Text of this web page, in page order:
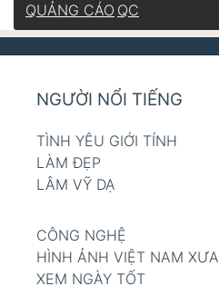
QUẢNG CÁO QC
NGƯỜI NỔI TIẾNG
TÌNH YÊU GIỚI TÍNH
LÀM ĐẸP
LÂM VỸ DẠ
CÔNG NGHỆ
HÌNH ẢNH VIỆT NAM XƯA
XEM NGÀY TỐT